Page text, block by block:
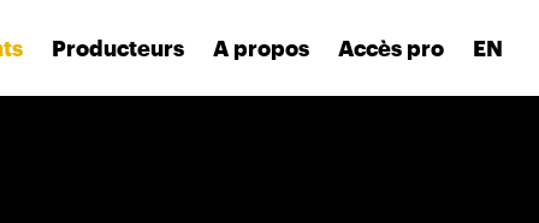
Producteurs A propos Accès pro EN